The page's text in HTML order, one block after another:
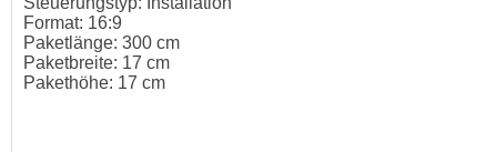
Format: 16:9
Paketlänge: 300 cm
Paketbreite: 17 cm
Pakethöhe: 17 cm